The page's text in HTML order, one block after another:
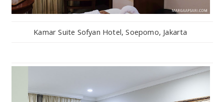
Kamar Suite Sofyan Hotel, Soepomo, Jakarta